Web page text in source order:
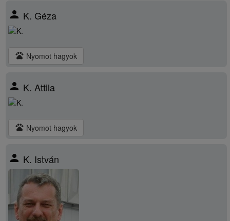
person K. Géza
pets Nyomot hagyok
person K. Attila
pets Nyomot hagyok
person K. István